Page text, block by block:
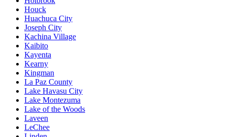
Houck
Huachuca City
Joseph City
Kachina Village
Kaibito
Kayenta
Kearny
Kingman
La Paz County
Lake Havasu City
Lake Montezuma
Lake of the Woods
Laveen
LeChee